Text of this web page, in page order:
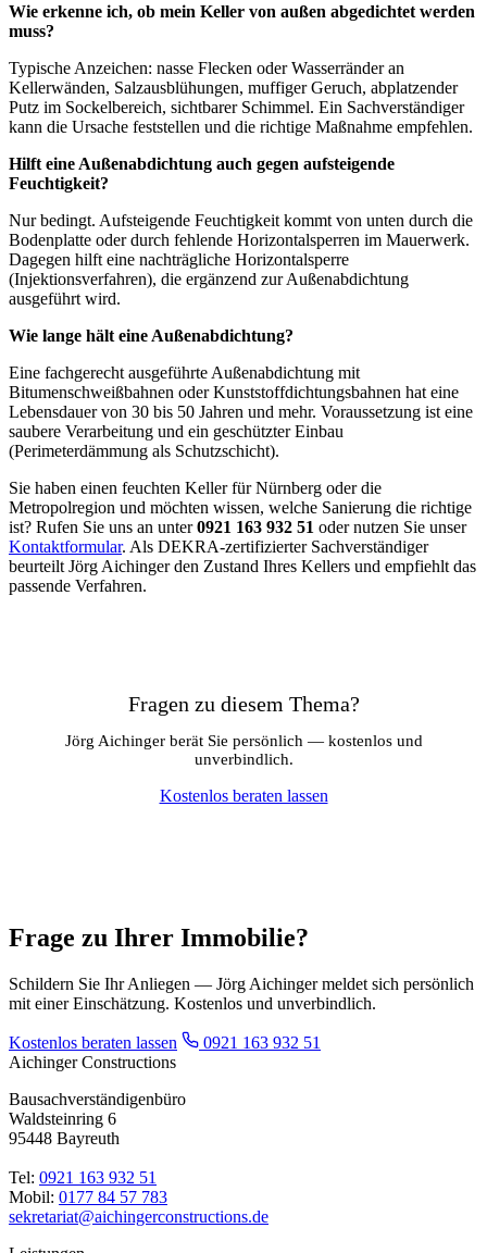
Wie erkenne ich, ob mein Keller von außen abgedichtet werden
muss?
Typische Anzeichen: nasse Flecken oder Wasserränder an
Kellerwänden, Salzausblühungen, muffiger Geruch, abplatzender
Putz im Sockelbereich, sichtbarer Schimmel. Ein Sachverständiger
kann die Ursache feststellen und die richtige Maßnahme empfehlen.
Hilft eine Außenabdichtung auch gegen aufsteigende
Feuchtigkeit?
Nur bedingt. Aufsteigende Feuchtigkeit kommt von unten durch die
Bodenplatte oder durch fehlende Horizontalsperren im Mauerwerk.
Dagegen hilft eine nachträgliche Horizontalsperre
(Injektionsverfahren), die ergänzend zur Außenabdichtung
ausgeführt wird.
Wie lange hält eine Außenabdichtung?
Eine fachgerecht ausgeführte Außenabdichtung mit
Bitumenschweißbahnen oder Kunststoffdichtungsbahnen hat eine
Lebensdauer von 30 bis 50 Jahren und mehr. Voraussetzung ist eine
saubere Verarbeitung und ein geschützter Einbau
(Perimeterdämmung als Schutzschicht).
Sie haben einen feuchten Keller für Nürnberg oder die
Metropolregion und möchten wissen, welche Sanierung die richtige
ist? Rufen Sie uns an unter0921 163 932 51 oder nutzen Sie unser
Kontaktformular. Als DEKRA-zertifizierter Sachverständiger
beurteilt Jörg Aichinger den Zustand Ihres Kellers und empfiehlt das
passende Verfahren.
Fragen zu diesem Thema?
Jörg Aichinger berät Sie persönlich — kostenlos und
unverbindlich.
Kostenlos beraten lassen
Frage zu Ihrer Immobilie?
Schildern Sie Ihr Anliegen — Jörg Aichinger meldet sich persönlich
mit einer Einschätzung. Kostenlos und unverbindlich.
Kostenlos beraten lassen
0921 163 932 51
Aichinger Constructions
Bausachverständigenbüro
Waldsteinring 6
95448 Bayreuth
Tel: 0921 163 932 51
Mobil: 0177 84 57 783
sekretariat@aichingerconstructions.de